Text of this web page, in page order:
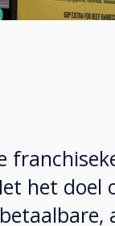
het doel